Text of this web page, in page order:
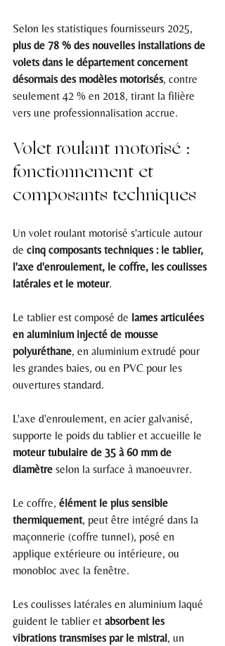
Selon les statistiques fournisseurs 2025,
plus de 78 % des nouvelles installations de
volets dans le département concernent
désormais des modèles motorisés, contre
seulement 42 % en 2018, tirant la filière
vers une professionnalisation accrue.
Volet roulant motorisé :
fonctionnement et
composants techniques
Un volet roulant motorisé s'articule autour
de cinq composants techniques : le tablier,
l'axe d'enroulement, le coffre, les coulisses
latérales et le moteur.
Le tablier est composé de lames articulées
en aluminium injecté de mousse
polyuréthane, en aluminium extrudé pour
les grandes baies, ou en PVC pour les
ouvertures standard.
L'axe d'enroulement, en acier galvanisé,
supporte le poids du tablier et accueille le
moteur tubulaire de 35 à 60 mm de
diamètre selon la surface à manoeuvrer.
Le coffre, élément le plus sensible
thermiquement, peut être intégré dans la
maçonnerie (coffre tunnel), posé en
applique extérieure ou intérieure, ou
monobloc avec la fenêtre.
Les coulisses latérales en aluminium laqué
guident le tablier et absorbent les
vibrations transmises par le mistral, un